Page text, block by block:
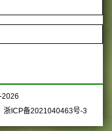
浙ICP备2021040463号-3